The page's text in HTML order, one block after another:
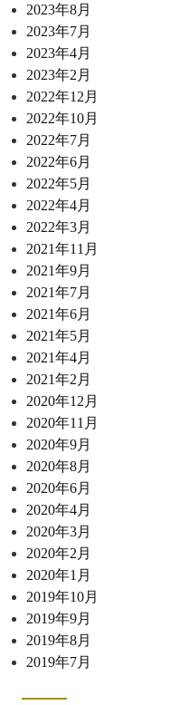
2023年8月
2023年7月
2023年4月
2023年2月
2022年12月
2022年10月
2022年7月
2022年6月
2022年5月
2022年4月
2022年3月
2021年11月
2021年9月
2021年7月
2021年6月
2021年5月
2021年4月
2021年2月
2020年12月
2020年11月
2020年9月
2020年8月
2020年6月
2020年4月
2020年3月
2020年2月
2020年1月
2019年10月
2019年9月
2019年8月
2019年7月